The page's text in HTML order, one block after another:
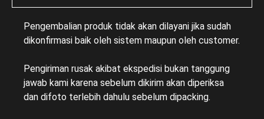
Pengembalian produk tidak akan dilayani jika sudah
dikonfirmasi baik oleh sistem maupun oleh customer.
Pengiriman rusak akibat ekspedisi bukan tanggung
jawab kami karena sebelum dikirim akan diperiksa
dan difoto terlebih dahulu sebelum dipacking.